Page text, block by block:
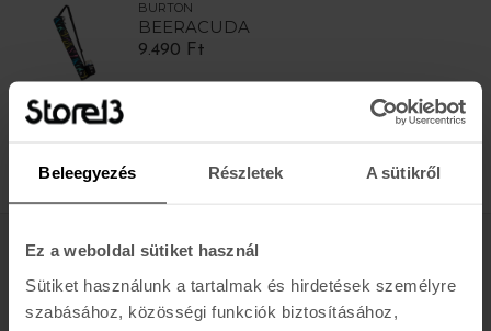
Beleegyezés Részletek A sütikről
Ez a weboldal sütiket használ
Sütiket használunk a tartalmak és hirdetések személyre
szabásához, közösségi funkciók biztosításához,
BURTON
BEERACUDA
9.490 Ft
E-MAIL